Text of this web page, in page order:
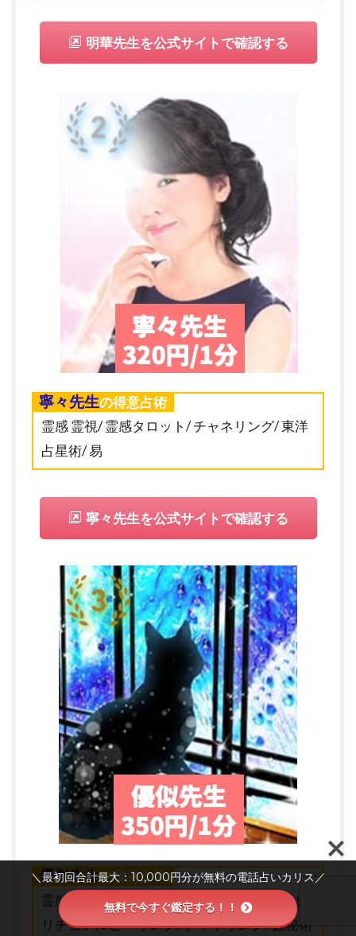
明華先生を公式サイトで確認する
寧々先生の得意占術
霊感 霊視/ 霊感タロット/ チャネリング/ 東洋
占星術/ 易
寧々先生を公式サイトで確認する
優似先生の得意占術
霊感 霊視/ 守護霊対話/ 遠隔ヒーリング/ スピ
リチュアルヒーリング/ チャネリング/ 数秘術
＼最初回合計最大：10,000円分が無料の電話占いカリス／
無料で今すぐ鑑定する！！